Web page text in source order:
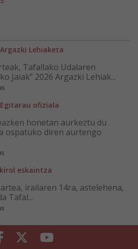
Lehiaketa
Tafallako Udalaren
Jaiak” 2026 Argazki Lehiak...
ofiziala
honetan aurkeztu du
ospatuko diren aurtengo
eskaintza
irailaren 14ra, astelehena,
Tafal...
Facebook Twitter Youtube